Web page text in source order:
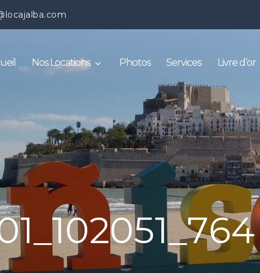
Nos Locations Photos Services Livre d’or